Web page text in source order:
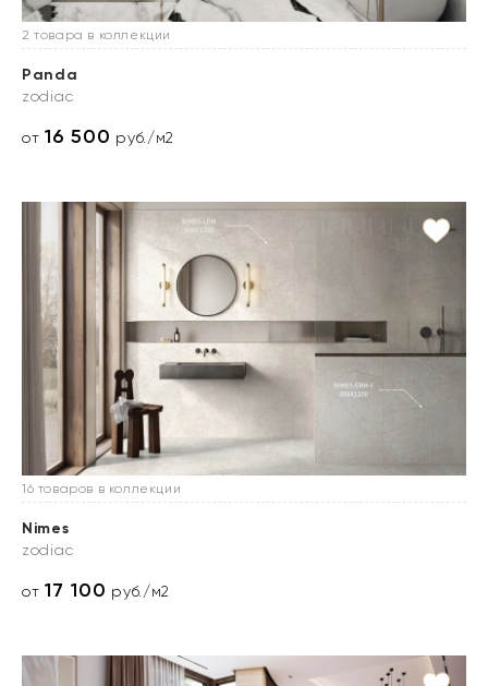
2 товара в коллекции
Panda
zodiac
от16 500 руб./м2
16 товаров в коллекции
Nimes
zodiac
от17 100 руб./м2